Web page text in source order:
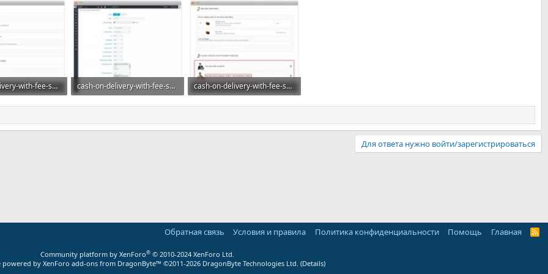
cash-on-delivery-with-fee-surcharge-plus-cod_007.jpg
5
cash-on-delivery-with-fee-surcharge-plus-cod_008.jpg
60,7 КБ · Просмотры: 4
cash-on-delivery-with-fee-surcharge-plus-cod_009.jpg
82,5 КБ · Просмотры: 7
Для ответа нужно войти/зарегистрироваться
почта
Обратная связь Условия и правила Политика конфиденциальности Помощь Главная
R
Community platform by XenForo® © 2010-2024 XenForo Ltd.
powered by XenForo add-ons from DragonByte™ ©2011-2026 DragonByte Technologies Ltd. (Details)